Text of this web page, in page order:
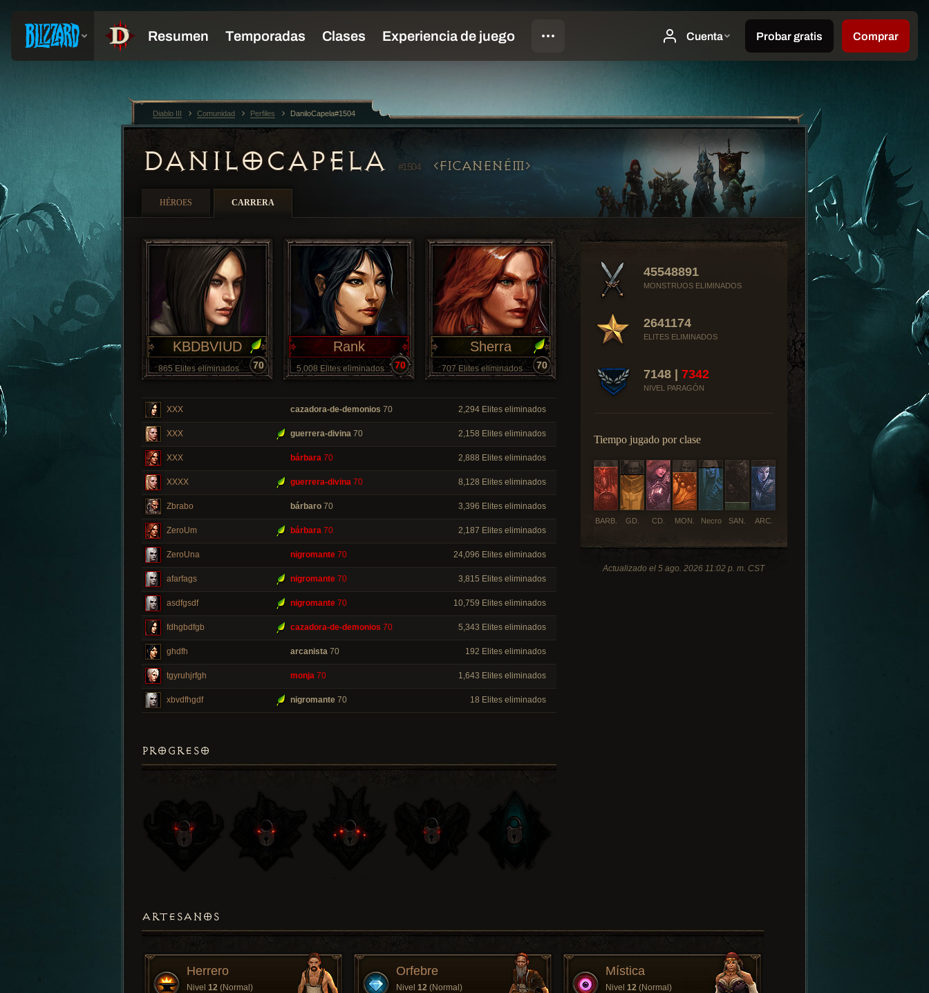
DANILOCAPELA #1504 FICANENÉM
HÉROES CARRERA
45548891
MONSTRUOS ELIMINADOS
2641174
ELITES ELIMINADOS
7148 | 7342
NIVEL PARAGÓN
Tiempo jugado por clase
ARC.
BARB. CD.
GD. MON. Necro SAN.
Actualizado el 5 ago. 2026 11:02 p. m. CST
KBDBVIUD
865 Elites eliminados 70
Rank
5,008 Elites eliminados 70
Sherra
707 Elites eliminados 70
XXX cazadora-de-demonios 70 2,294 Elites eliminados
XXX guerrera-divina 70 2,158 Elites eliminados
XXX bárbara 70 2,888 Elites eliminados
XXXX guerrera-divina 70 8,128 Elites eliminados
Zbrabo bárbaro 70 3,396 Elites eliminados
ZeroUm bárbara 70 2,187 Elites eliminados
ZeroUna nigromante 70 24,096 Elites eliminados
afarfags nigromante 70 3,815 Elites eliminados
asdfgsdf nigromante 70 10,759 Elites eliminados
fdhgbdfgb cazadora-de-demonios 70 5,343 Elites eliminados
ghdfh arcanista 70 192 Elites eliminados
tgyruhjrfgh monja 70 1,643 Elites eliminados
xbvdfhgdf nigromante 70 18 Elites eliminados
PROGRESO
ARTESANOS
Herrero
Nivel 12 (Normal)
Orfebre
Nivel 12 (Normal)
Mística
Nivel 12 (Normal)
Diablo III Comunidad Perfiles DaniloCapela#1504